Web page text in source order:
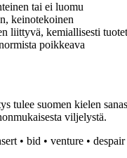
tai ei luomu
keinotekoinen
liittyvä, kemiallisesti
poikkeava
tulee suomen kielen
viljelystä.
• bid • venture • despair